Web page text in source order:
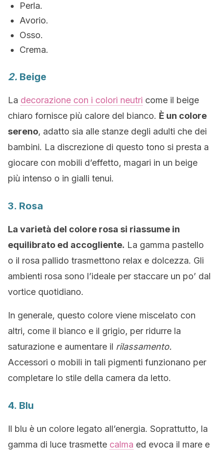
Perla.
Avorio.
Osso.
Crema.
2. Beige
La decorazione con i colori neutri come il beige
chiaro fornisce più calore del bianco. È un colore
sereno, adatto sia alle stanze degli adulti che dei
bambini. La discrezione di questo tono si presta a
giocare con mobili d’effetto, magari in un beige
più intenso o in gialli tenui.
3. Rosa
La varietà del colore rosa si riassume in
equilibrato ed accogliente. La gamma pastello
o il rosa pallido trasmettono relax e dolcezza. Gli
ambienti rosa sono l’ideale per staccare un po’ dal
vortice quotidiano.
In generale, questo colore viene miscelato con
altri, come il bianco e il grigio, per ridurre la
saturazione e aumentare il rilassamento.
Accessori o mobili in tali pigmenti funzionano per
completare lo stile della camera da letto.
4. Blu
Il blu è un colore legato all’energia. Soprattutto, la
gamma di luce trasmette calma ed evoca il mare e